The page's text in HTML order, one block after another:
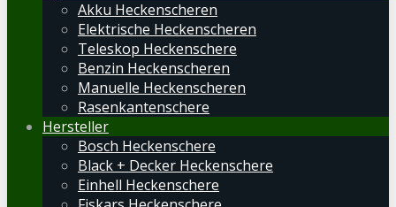
Akku Heckenscheren
Elektrische Heckenscheren
Teleskop Heckenschere
Benzin Heckenscheren
Manuelle Heckenscheren
Rasenkantenschere
Hersteller
Bosch Heckenschere
Black + Decker Heckenschere
Einhell Heckenschere